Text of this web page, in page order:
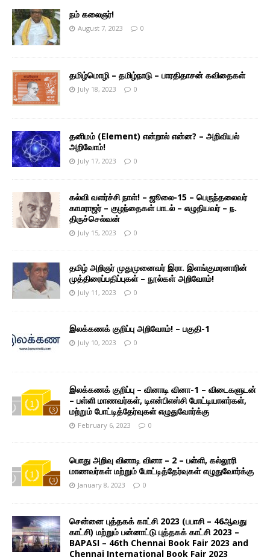
நம் கலைஞர்!
August 7, 2023 0
தமிழ்மொழி – தமிழ்நாடு – பாரதிதாசன் கவிதைகள்
July 18, 2023 0
தனிமம் (Element) என்றால் என்ன? – அறிவியல்
அறிவோம்!
July 17, 2023 0
கல்வி வளர்ச்சி நாள்! – ஜூலை-15 – பெருந்தலைவர்
காமராஜர் – குழந்தைகள் பாடல் – எழுதியவர் – ந.
திருச்செல்வன்
July 15, 2023 0
தமிழ் அறிஞர் முதுமுனைவர் இரா. இளங்குமரனாரின்
முத்திரைப்பதிப்புகள் – நூல்கள் அறிவோம்!
July 11, 2023 0
இலக்கணக் குறிப்பு அறிவோம்! – பகுதி-1
July 10, 2023 0
இலக்கணக் குறிப்பு – வினாடி வினா-1 – விடைகளுடன்
– பள்ளி மாணவர்கள், டிஎன்பிஎஸ்சி போட்டியாளர்கள்,
மற்றும் போட்டித்தேர்வுகள் எழுதுவோர்க்கு
February 6, 2023 0
பொது அறிவு வினாடி வினா – 2 – பள்ளி, கல்லூரி
மாணவர்கள் மற்றும் போட்டித்தேர்வுகள் எழுதுவோர்க்கு
January 8, 2023 0
சென்னை புத்தகக் காட்சி 2023 (பபாசி – 46ஆவது
காட்சி) மற்றும் பன்னாட்டு புத்தகக் காட்சி 2023 –
BAPASI – 46th Chennai Book Fair 2023 and
Chennai International Book Fair 2023